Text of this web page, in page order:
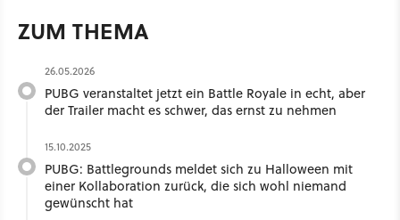
ZUM THEMA
26.05.2026
PUBG veranstaltet jetzt ein Battle Royale in echt, aber
der Trailer macht es schwer, das ernst zu nehmen
15.10.2025
PUBG: Battlegrounds meldet sich zu Halloween mit
einer Kollaboration zurück, die sich wohl niemand
gewünscht hat